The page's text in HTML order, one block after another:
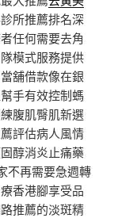
所推薦排名深
任何需要去角
模式服務提供
舖借款像在銀
手有效控制螞
腹肌臀肌新選
評估病人風情
醇消炎止痛藥
不再需要急週轉
香港腳享受品
推薦的淡斑精